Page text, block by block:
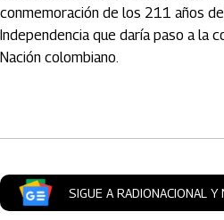
conmemoración de los 211 años
Independencia que daría paso a la
Nación colombiano.
SIGUE A RADIONACIONAL